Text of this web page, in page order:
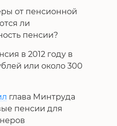
от пенсионной
ли
пенсии?
в 2012 году в
или около 300
глава Минтруда
пенсии для